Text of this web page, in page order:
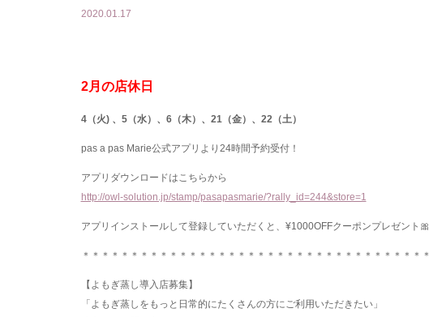
2020.01.17
2月の店休日
4（火) 、5（水）、6（木）、21（金）、22（土）
pas a pas Marie公式アプリより24時間予約受付！
アプリダウンロードはこちらから
http://owl-solution.jp/stamp/pasapasmarie/?rally_id=244&store=1
アプリインストールして登録していただくと、¥1000OFFクーポンプレゼント🎀
＊＊＊＊＊＊＊＊＊＊＊＊＊＊＊＊＊＊＊＊＊＊＊＊＊＊＊＊＊＊＊＊＊＊＊＊
【よもぎ蒸し導入店募集】
「よもぎ蒸しをもっと日常的にたくさんの方にご利用いただきたい」